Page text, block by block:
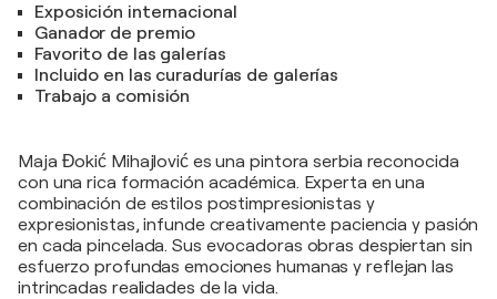
Exposición internacional
Ganador de premio
Favorito de las galerías
Incluido en las curadurías de galerías
Trabajo a comisión
Maja Đokić Mihajlović es una pintora serbia reconocida
con una rica formación académica. Experta en una
combinación de estilos postimpresionistas y
expresionistas, infunde creativamente paciencia y pasión
en cada pincelada. Sus evocadoras obras despiertan sin
esfuerzo profundas emociones humanas y reflejan las
intrincadas realidades de la vida.